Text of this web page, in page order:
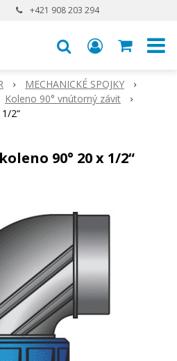
+421 908 203 294
MECHANICKÉ SPOJKY
Koleno 90° vnútorný závit
2“
90° 20 x 1/2“